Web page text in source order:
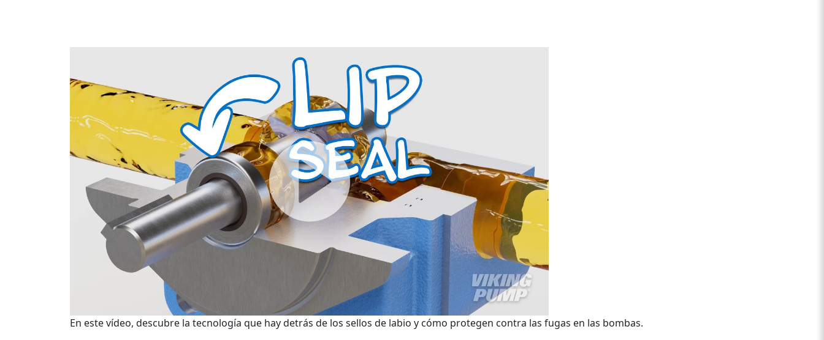
En este vídeo, descubre la tecnología que hay detrás de los sellos de labio y cómo protegen contra las fugas en las bombas.